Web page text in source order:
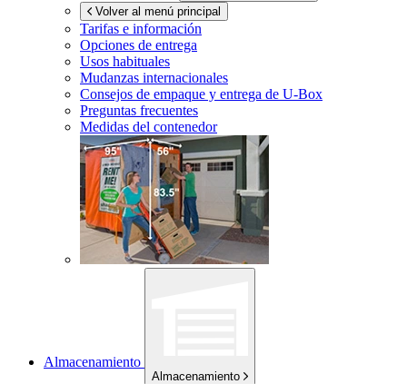
Volver al menú principal
Tarifas e información
Opciones de entrega
Usos habituales
Mudanzas internacionales
Consejos de empaque y entrega de U-Box
Preguntas frecuentes
Medidas del contenedor
Almacenamiento
Almacenamiento